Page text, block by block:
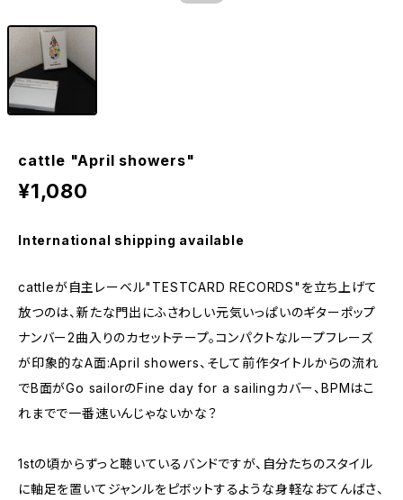
cattle "April showers"
¥1,080
International shipping available
cattleが自主レーベル"TESTCARD RECORDS"を立ち上げて
放つのは、新たな門出にふさわしい元気いっぱいのギターポップ
ナンバー2曲入りのカセットテープ。コンパクトなループフレーズ
が印象的なA面:April showers、そして前作タイトルからの流れ
でB面がGo sailorのFine day for a sailingカバー、BPMはこ
れまでで一番速いんじゃないかな？
1stの頃からずっと聴いているバンドですが、自分たちのスタイル
に軸足を置いてジャンルをピボットするような身軽なおてんばさ、